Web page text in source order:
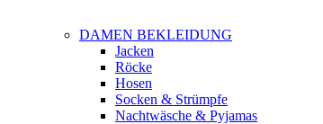
DAMEN BEKLEIDUNG
Jacken
Röcke
Hosen
Socken & Strümpfe
Nachtwäsche & Pyjamas